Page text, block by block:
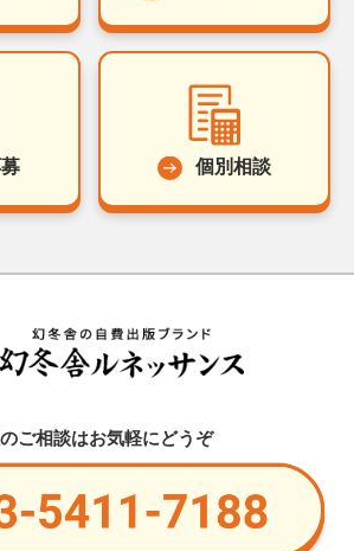
個別相談
ご相談はお気軽にどうぞ